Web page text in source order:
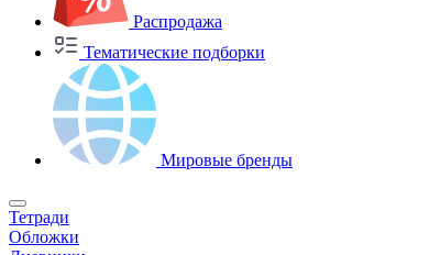
Распродажа
Тематические подборки
Мировые бренды
Тетради
Обложки